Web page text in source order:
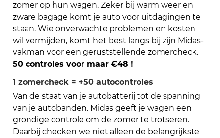
zomer op hun wagen. Zeker bij warm weer en
zware bagage komt je auto voor uitdagingen te
staan. Wie onverwachte problemen en kosten
wil vermijden, komt het best langs bij zijn Midas-
vakman voor een geruststellende zomercheck.
50 controles voor maar €48 !
1 zomercheck = +50 autocontroles
Van de staat van je autobatterij tot de spanning
van je autobanden. Midas geeft je wagen een
grondige controle om de zomer te trotseren.
Daarbij checken we niet alleen de belangrijkste